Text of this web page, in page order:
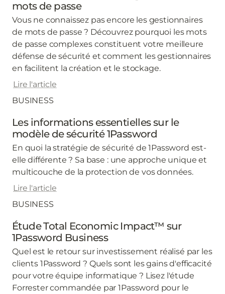
mots de passe
Vous ne connaissez pas encore les gestionnaires
de mots de passe ? Découvrez pourquoi les mots
de passe complexes constituent votre meilleure
défense de sécurité et comment les gestionnaires
en facilitent la création et le stockage.
Lire l'article
BUSINESS
Les informations essentielles sur le
modèle de sécurité 1Password
En quoi la stratégie de sécurité de 1Password est-
elle différente ? Sa base : une approche unique et
multicouche de la protection de vos données.
Lire l'article
BUSINESS
Étude Total Economic Impact™ sur
1Password Business
Quel est le retour sur investissement réalisé par les
clients 1Password ? Quels sont les gains d'efficacité
pour votre équipe informatique ? Lisez l'étude
Forrester commandée par 1Password pour le